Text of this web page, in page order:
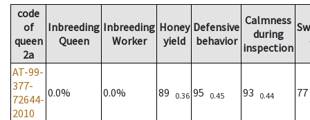
code
of
queen
2a
Inbreeding
Queen
Inbreeding
Worker
Honey
yield
Defensive
behavior
Calmness
during
inspection
AT-99-
377-
72644-
2010
0.0% 0.0% 89 0.36 95 0.45 93 0.44